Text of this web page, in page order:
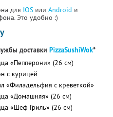
для IOS или Android и
Это удобно :)
доставки PizzaSushiWok*
«Пепперони» (26 см)
с курицей
«Филадельфия с креветкой»
«Домашняя» (26 см)
«Шеф Гриль» (26 см)